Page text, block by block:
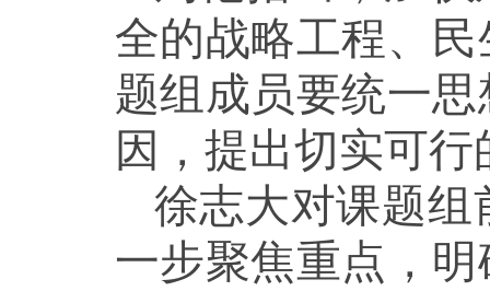
全的战略工程、
题组成员要统一
因，提出切实可
徐志大对课题
一步聚焦重点，